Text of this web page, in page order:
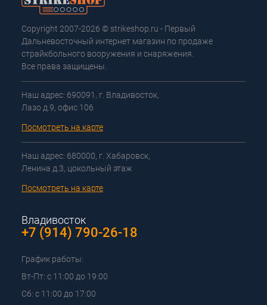
Copyright 2007-2026 © strikeshop.ru - Первый
Дальневосточный интернет магазин по продаже
страйкбольного вооружения и снаряжения.
Все права защищены.
Наш адрес: 690091, г. Владивосток,
Лазо д.9, офис 106
Посмотреть на карте
Наш адрес: 680000, г. Хабаровск,
Ленина д.3, цокольный этаж
Посмотреть на карте
Владивосток
+7 (914) 790-26-18
График работы:
Вт-Пт: с 11:00 до 19:00
Сб: с 11:00 до 17:00